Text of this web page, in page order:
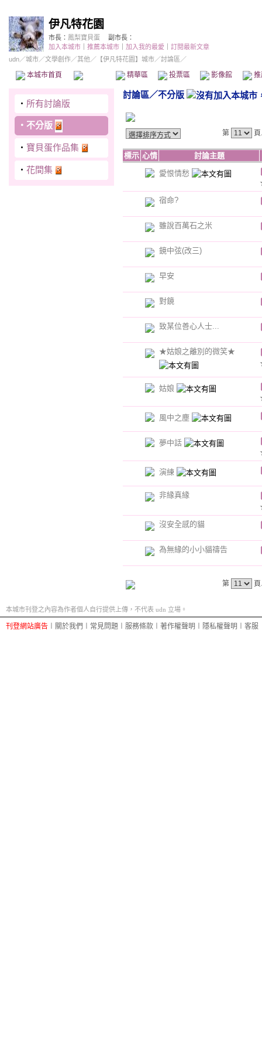
伊凡特花園
市長： 鳳梨寶貝蛋
副市長：
加入本城市
推薦本城市 加入我的最愛
訂閱最新文章
udn／城市／文學創作／其他 ／ 【伊凡特花園】城市／討論區／
本城市首頁 精華區 投票區 影像館
‧ 所有討論版
‧ 不分版
‧ 寶貝蛋作品集
‧ 花間集
討論區／不分版
第
標示 心情
討論主題
愛恨情愁
宿命?
雖說百萬石之米
鏡中弦(改三)
早安
對鏡
致某位善心人士...
★姑娘之離別的微笑★
姑娘
風中之塵
夢中話
演練
非緣真緣
沒安全感的貓
為無緣的小小貓禱告
第
本城市刊登之內容為作者個人自行提供上傳，不代表 udn 立場。
刊登網站廣告 關於我們 常見問題 服務條款 著作權聲明 隱私權聲明 客服